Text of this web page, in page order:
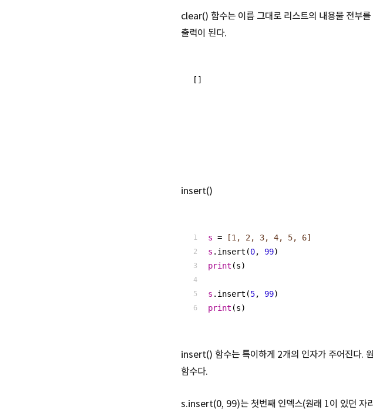
clear() 함수는 이름 그대로 리스트의 내용물 전부
출력이 된다.
[]
insert()
s = [1, 2, 3, 4, 5, 6]
s .insert(0, 99)
print (s)
s .insert(5, 99)
print (s)
insert() 함수는 특이하게 2개의 인자가 주어진다.
함수다.
s.insert(0, 99)는 첫번째 인덱스(원래 1이 있던 자